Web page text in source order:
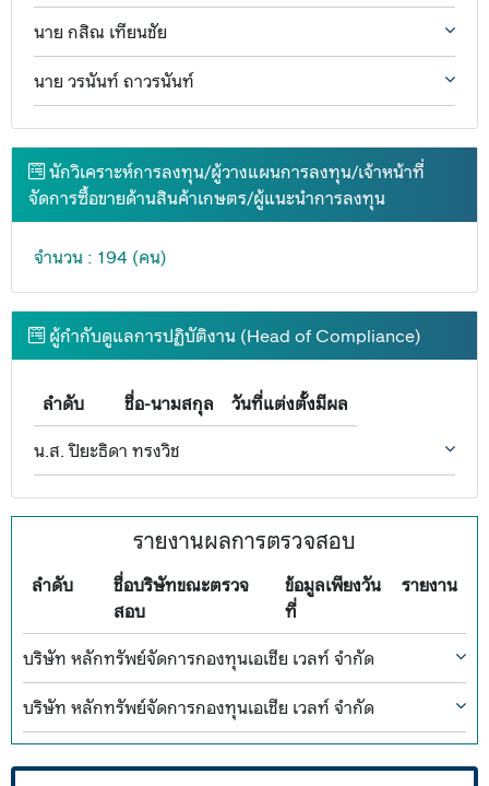
นาย กสิณ เทียนชัย
นาย วรนันท์ ถาวรนันท์
นักวิเคราะห์การลงทุน/ผู้วางแผนการลงทุน/เจ้าหน้าที่
จัดการซื้อขายด้านสินค้าเกษตร/ผู้แนะนำการลงทุน
จำนวน : 194 (คน)
ผู้กำกับดูแลการปฏิบัติงาน (Head of Compliance)
ลำดับ ชื่อ-นามสกุล
วันที่แต่งตั้งมีผล
น.ส. ปิยะธิดา ทรงวิช
รายงานผลการตรวจสอบ
ลำดับ
ชื่อบริษัทขณะตรวจ
สอบ
ข้อมูลเพียงวัน
ที่
รายงาน
บริษัท หลักทรัพย์จัดการกองทุนเอเชีย เวลท์ จำกัด
บริษัท หลักทรัพย์จัดการกองทุนเอเชีย เวลท์ จำกัด